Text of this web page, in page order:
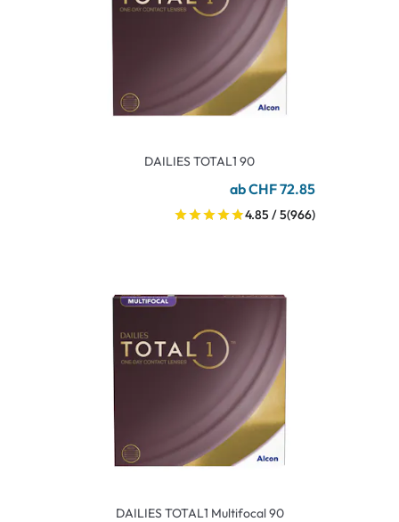
DAILIES TOTAL1 90
ab CHF 72.85
4.85 / 5(966)
DAILIES TOTAL1 Multifocal 90